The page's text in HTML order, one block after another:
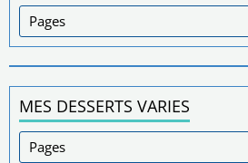
MES DESSERTS VARIES